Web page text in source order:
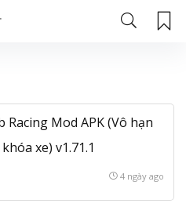
Racing Mod APK (Vô hạn
xe) v1.71.1
4 ngày ago